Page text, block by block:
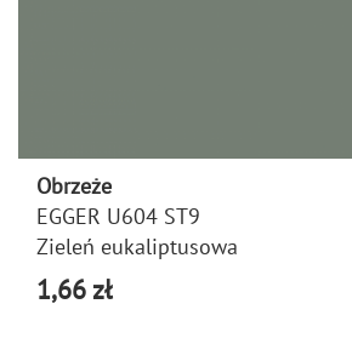
Obrzeże
EGGER U604 ST9
Zieleń eukaliptusowa
1,66 zł